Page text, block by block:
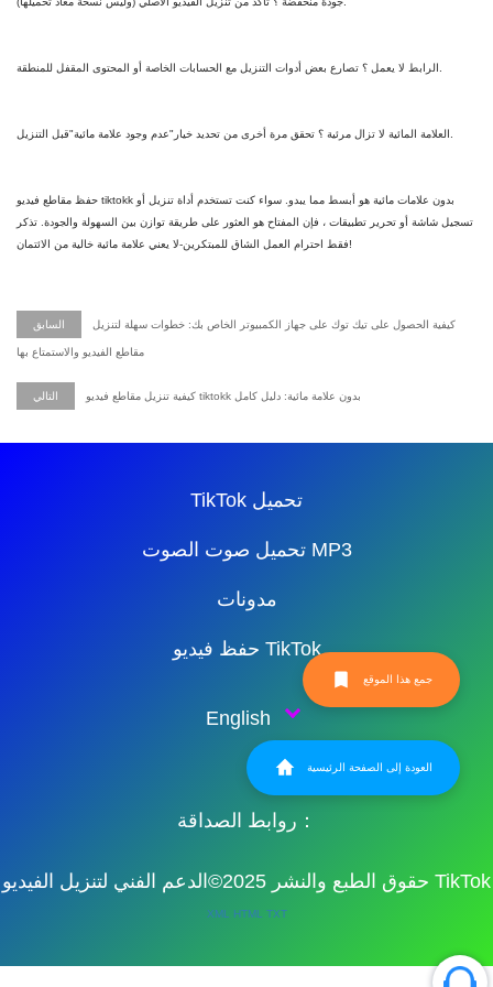
حفظ مقاطع فيديو tiktokk بدون علامات مائية هو أبسط مما يبدو. سواء كنت تستخدم أداة تنزيل أو
تسجيل شاشة أو تحرير تطبيقات ، فإن المفتاح هو العثور على طريقة توازن بين السهولة والجودة. تذكر
فقط احترام العمل الشاق للمبتكرين-لا يعني علامة مائية خالية من الائتمان!
السابق كيفية الحصول على تيك توك على جهاز الكمبيوتر الخاص بك: خطوات سهلة لتنزيل
مقاطع الفيديو والاستمتاع بها
التالي كيفية تنزيل مقاطع فيديو tiktokk بدون علامة مائية: دليل كامل
TikTok تحميل
تحميل صوت الصوت MP3
مدونات
حفظ فيديو TikTok
English
روابط الصداقة：
حقوق الطبع والنشر 2025©الدعم الفني لتنزيل الفيديو TikTok
XML HTML TXT
جمع هذا الموقع
العودة إلى الصفحة الرئيسية